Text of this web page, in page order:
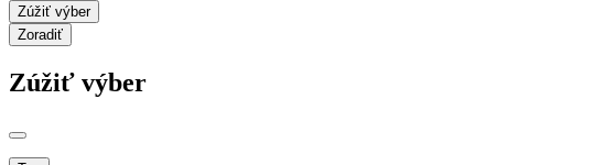
Zúžiť výber
Zoradiť
Zúžiť výber